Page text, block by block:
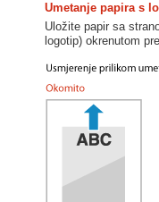
Umetanje papira s
Uložite papir sa
logotip) okrenutom